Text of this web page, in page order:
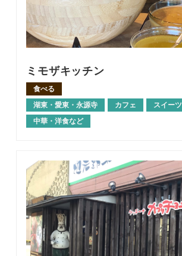
ミモザキッチン
食べる
湖東・愛東・永源寺
カフェ
スイーツ
中華・洋食など